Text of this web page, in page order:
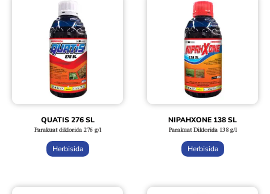
QUATIS 276 SL
Parakuat diklorida 276 g/l
Herbisida
NIPAHXONE 138 SL
Parakuat Diklorida 138 g/l
Herbisida